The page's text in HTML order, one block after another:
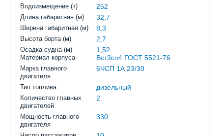
Водоизмещение (т) 252
Длина габаритная (м) 32,7
Ширина габаритная (м) 8,3
Высота борта (м) 2,7
Осадка судна (м) 1,52
Материал корпуса Вст3сп4 ГОСТ 5521-76
Марка главного
двигателя
6ЧСП 1А 23/30
Тип топлива дизельный
Количество главных
двигателей
2
Мощность главного
двигателя
330